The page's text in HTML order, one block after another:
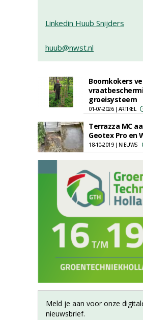
Linkedin Huub Snijders
huub@nwst.nl
Boomkokers
groeisysteem
01-07-2026 | ARTIKEL
Terrazza MC
Geotex Pro en
18-10-2019 | NIEUWS
Meld je aan voor onze
nieuwsbrief.